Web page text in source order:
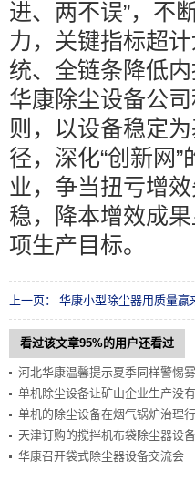
进、两不误”，不
力，关键指标超
统、全链条降低
华康除尘设备公司
则，以设备稳定
径，深化“创新网
业，争当扭亏增
稳，降本增效成
项生产目标。
上一页： 华康小型除尘器用质量赢
看过该文章95%的用户还看过
河北华康温馨提示夏季同样警惕
单机除尘设备让矿山企业生产没
单机的除尘设备在烟气锅炉治理
天津订购的搅拌机布袋除尘器设
华康召开袋式除尘器设备交流会